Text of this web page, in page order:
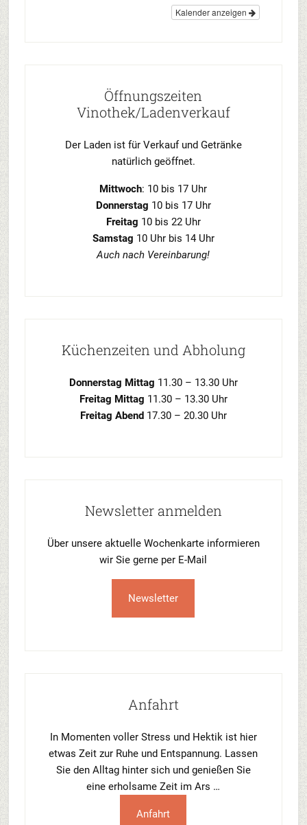
Kalender anzeigen
Öffnungszeiten
Vinothek/Ladenverkauf
Der Laden ist für Verkauf und Getränke
natürlich geöffnet.
Mittwoch: 10 bis 17 Uhr
Donnerstag 10 bis 17 Uhr
Freitag 10 bis 22 Uhr
Samstag 10 Uhr bis 14 Uhr
Auch nach Vereinbarung!
Küchenzeiten und Abholung
Donnerstag Mittag 11.30 – 13.30 Uhr
Freitag Mittag 11.30 – 13.30 Uhr
Freitag Abend17.30 – 20.30 Uhr
Newsletter anmelden
Über unsere aktuelle Wochenkarte informieren
wir Sie gerne per E-Mail
Newsletter
Anfahrt
In Momenten voller Stress und Hektik ist hier
etwas Zeit zur Ruhe und Entspannung. Lassen
Sie den Alltag hinter sich und genießen Sie
eine erholsame Zeit im Ars …
Anfahrt